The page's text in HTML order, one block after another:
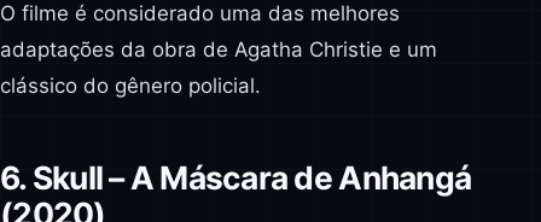
O filme é considerado uma das melhores
adaptações da obra de Agatha Christie e um
clássico do gênero policial.
6. Skull – A Máscara de Anhangá
(2020)